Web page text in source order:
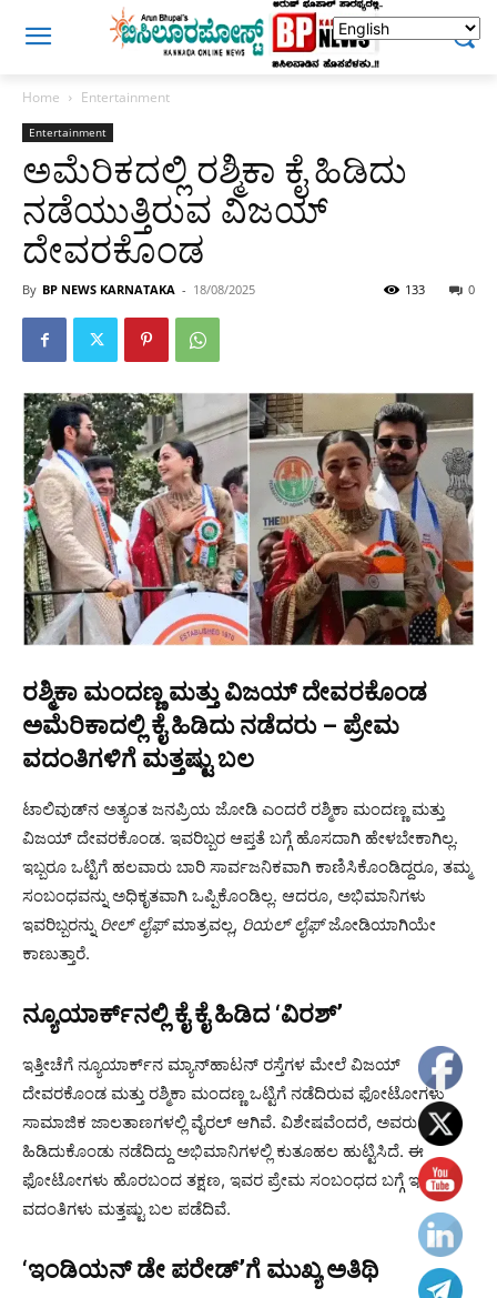
Home Entertainment
Entertainment
ಅಮೆರಿಕದಲ್ಲಿ ರಶ್ಮಿಕಾ ಕೈ ಹಿಡಿದು
ನಡೆಯುತ್ತಿರುವ ವಿಜಯ್
ದೇವರಕೊಂಡ
By BP NEWS KARNATAKA - 18/08/2025 0
133
ರಶ್ಮಿಕಾ ಮಂದಣ್ಣ ಮತ್ತು ವಿಜಯ್ ದೇವರಕೊಂಡ
ಅಮೆರಿಕಾದಲ್ಲಿ ಕೈ ಹಿಡಿದು ನಡೆದರು – ಪ್ರೇಮ
ವದಂತಿಗಳಿಗೆ ಮತ್ತಷ್ಟು ಬಲ
ಟಾಲಿವುಡ್‌ನ ಅತ್ಯಂತ ಜನಪ್ರಿಯ ಜೋಡಿ ಎಂದರೆ ರಶ್ಮಿಕಾ ಮಂದಣ್ಣ ಮತ್ತು
ವಿಜಯ್ ದೇವರಕೊಂಡ. ಇವರಿಬ್ಬರ ಆಪ್ತತೆ ಬಗ್ಗೆ ಹೊಸದಾಗಿ ಹೇಳಬೇಕಾಗಿಲ್ಲ.
ಇಬ್ಬರೂ ಒಟ್ಟಿಗೆ ಹಲವಾರು ಬಾರಿ ಸಾರ್ವಜನಿಕವಾಗಿ ಕಾಣಿಸಿಕೊಂಡಿದ್ದರೂ, ತಮ್ಮ
ಸಂಬಂಧವನ್ನು ಅಧಿಕೃತವಾಗಿ ಒಪ್ಪಿಕೊಂಡಿಲ್ಲ. ಆದರೂ, ಅಭಿಮಾನಿಗಳು
ಇವರಿಬ್ಬರನ್ನು ರೀಲ್ ಲೈಫ್ಮಾತ್ರವಲ್ಲ, ರಿಯಲ್ ಲೈಫ್ಜೋಡಿಯಾಗಿಯೇ
ಕಾಣುತ್ತಾರೆ.
ನ್ಯೂಯಾರ್ಕ್‌ನಲ್ಲಿ ಕೈ ಕೈ ಹಿಡಿದ ‘ವಿರಶ್’
ಇತ್ತೀಚೆಗೆ ನ್ಯೂಯಾರ್ಕ್‌ನ ಮ್ಯಾನ್‌ಹಾಟನ್ ರಸ್ತೆಗಳ ಮೇಲೆ ವಿಜಯ್
ದೇವರಕೊಂಡ ಮತ್ತು ರಶ್ಮಿಕಾ ಮಂದಣ್ಣ ಒಟ್ಟಿಗೆ ನಡೆದಿರುವ ಫೋಟೋಗಳು
ಸಾಮಾಜಿಕ ಜಾಲತಾಣಗಳಲ್ಲಿ ವೈರಲ್ ಆಗಿವೆ. ವಿಶೇಷವೆಂದರೆ, ಅವರು ಕೈ ಕೈ
ಹಿಡಿದುಕೊಂಡು ನಡೆದಿದ್ದು ಅಭಿಮಾನಿಗಳಲ್ಲಿ ಕುತೂಹಲ ಹುಟ್ಟಿಸಿದೆ. ಈ
ಫೋಟೋಗಳು ಹೊರಬಂದ ತಕ್ಷಣ, ಇವರ ಪ್ರೇಮ ಸಂಬಂಧದ ಬಗ್ಗೆ ಇರುವ
ವದಂತಿಗಳು ಮತ್ತಷ್ಟು ಬಲ ಪಡೆದಿವೆ.
‘ಇಂಡಿಯನ್ ಡೇ ಪರೇಡ್’ಗೆ ಮುಖ್ಯ ಅತಿಥಿ